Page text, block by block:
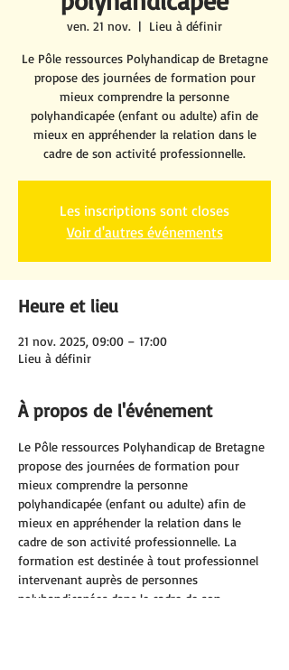
ven. 21 nov.
  |
Lieu à définir
Le Pôle ressources Polyhandicap de Bretagne
propose des journées de formation pour
mieux comprendre la personne
polyhandicapée (enfant ou adulte) afin de
mieux en appréhender la relation dans le
cadre de son activité professionnelle.
Les inscriptions sont closes
Voir d'autres événements
Heure et lieu
21 nov. 2025, 09:00 – 17:00
Lieu à définir
À propos de l'événement
Le Pôle ressources Polyhandicap de Bretagne
propose des journées de formation pour
mieux comprendre la personne
polyhandicapée (enfant ou adulte) afin de
mieux en appréhender la relation dans le
cadre de son activité professionnelle. La
formation est destinée à tout professionnel
intervenant auprès de personnes
polyhandicapées dans le cadre de son